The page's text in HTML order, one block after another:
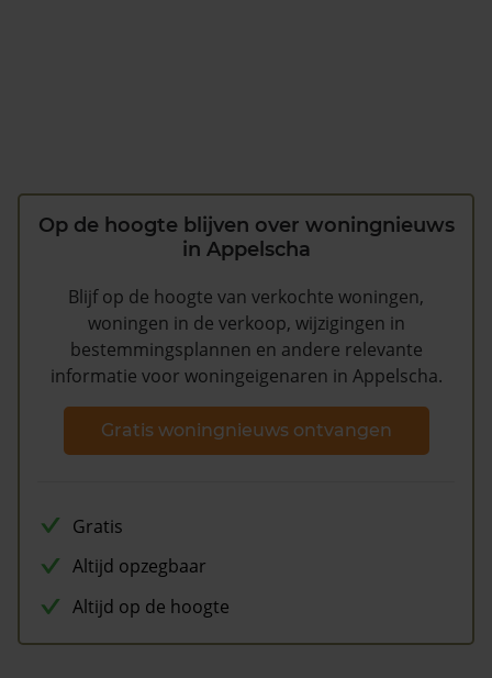
Op de hoogte blijven over woningnieuws
in Appelscha
Blijf op de hoogte van verkochte woningen,
woningen in de verkoop, wijzigingen in
bestemmingsplannen en andere relevante
informatie voor woningeigenaren in Appelscha.
Gratis woningnieuws ontvangen
Gratis
Altijd opzegbaar
Altijd op de hoogte